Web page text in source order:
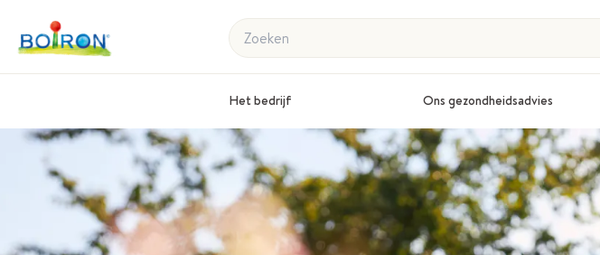
Zoeken
Het bedrijf Ons gezondheidsadvies